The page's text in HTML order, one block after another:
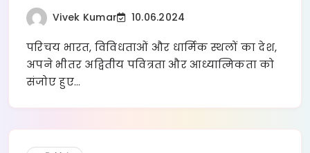
Vivek Kumar 10.06.2024
परिचय भारत, विविधताओं और धार्मिक स्थलों का देश,
अपने भीतर अद्वितीय पवित्रता और आध्यात्मिकता को
संजोए हुए…